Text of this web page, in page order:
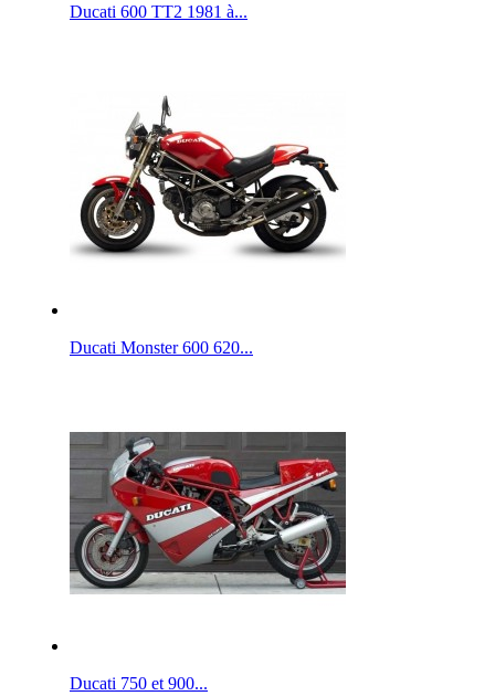
Ducati 600 TT2 1981 à...
Ducati Monster 600 620...
Ducati 750 et 900...